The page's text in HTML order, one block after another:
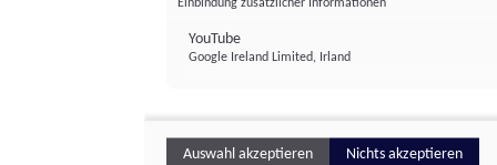
Einbindung zusätzlicher Informationen
YouTube
Google Ireland Limited, Irland
Auswahl akzeptieren Nichts akzeptieren